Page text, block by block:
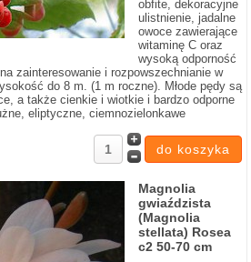
obfite, dekoracyjne
ulistnienie, jadalne
owoce zawierające
witaminę C oraz
wysoką odporność
zainteresowanie i rozpowszechnianie w
do 8 m. (1 m roczne). Młode pędy są
a także cienkie i wiotkie i bardzo odporne
eliptyczne, ciemnozielonkawe
Magnolia
gwiaździsta
(Magnolia
stellata) Rosea
c2 50-70 cm